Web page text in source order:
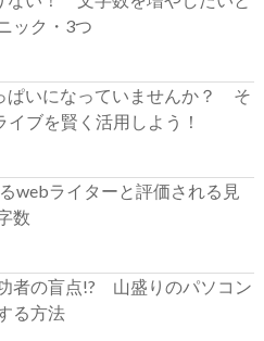
ック・3つ
ぱいになっていませんか？ そ
イブを賢く活用しよう！
webライターと評価される見
数
者の盲点!? 山盛りのパソコン
る方法